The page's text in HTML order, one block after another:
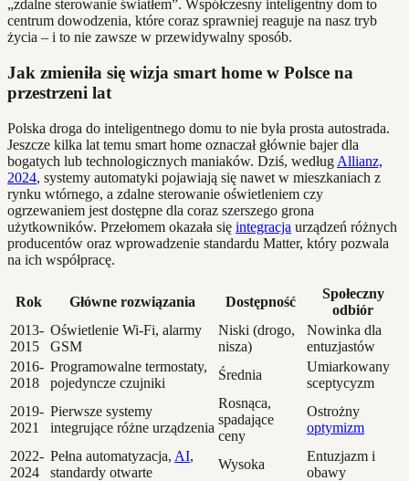
„zdalne sterowanie światłem”. Współczesny inteligentny dom to
centrum dowodzenia, które coraz sprawniej reaguje na nasz tryb
życia – i to nie zawsze w przewidywalny sposób.
Jak zmieniła się wizja smart home w Polsce na
przestrzeni lat
Polska droga do inteligentnego domu to nie była prosta autostrada.
Jeszcze kilka lat temu smart home oznaczał głównie bajer dla
bogatych lub technologicznych maniaków. Dziś, według Allianz,
2024, systemy automatyki pojawiają się nawet w mieszkaniach z
rynku wtórnego, a zdalne sterowanie oświetleniem czy
ogrzewaniem jest dostępne dla coraz szerszego grona
użytkowników. Przełomem okazała się integracja urządzeń różnych
producentów oraz wprowadzenie standardu Matter, który pozwala
na ich współpracę.
Rok Główne rozwiązania Dostępność
Społeczny
odbiór
2013-
2015
Oświetlenie Wi-Fi, alarmy
GSM
Niski (drogo,
nisza)
Nowinka dla
entuzjastów
2016-
2018
Programowalne termostaty,
pojedyncze czujniki
Średnia
Umiarkowany
sceptycyzm
2019-
2021
Pierwsze systemy
integrujące różne urządzenia
Rosnąca,
spadające
ceny
Ostrożny
optymizm
2022-
2024
Pełna automatyzacja, AI,
standardy otwarte
Wysoka
Entuzjazm i
obawy